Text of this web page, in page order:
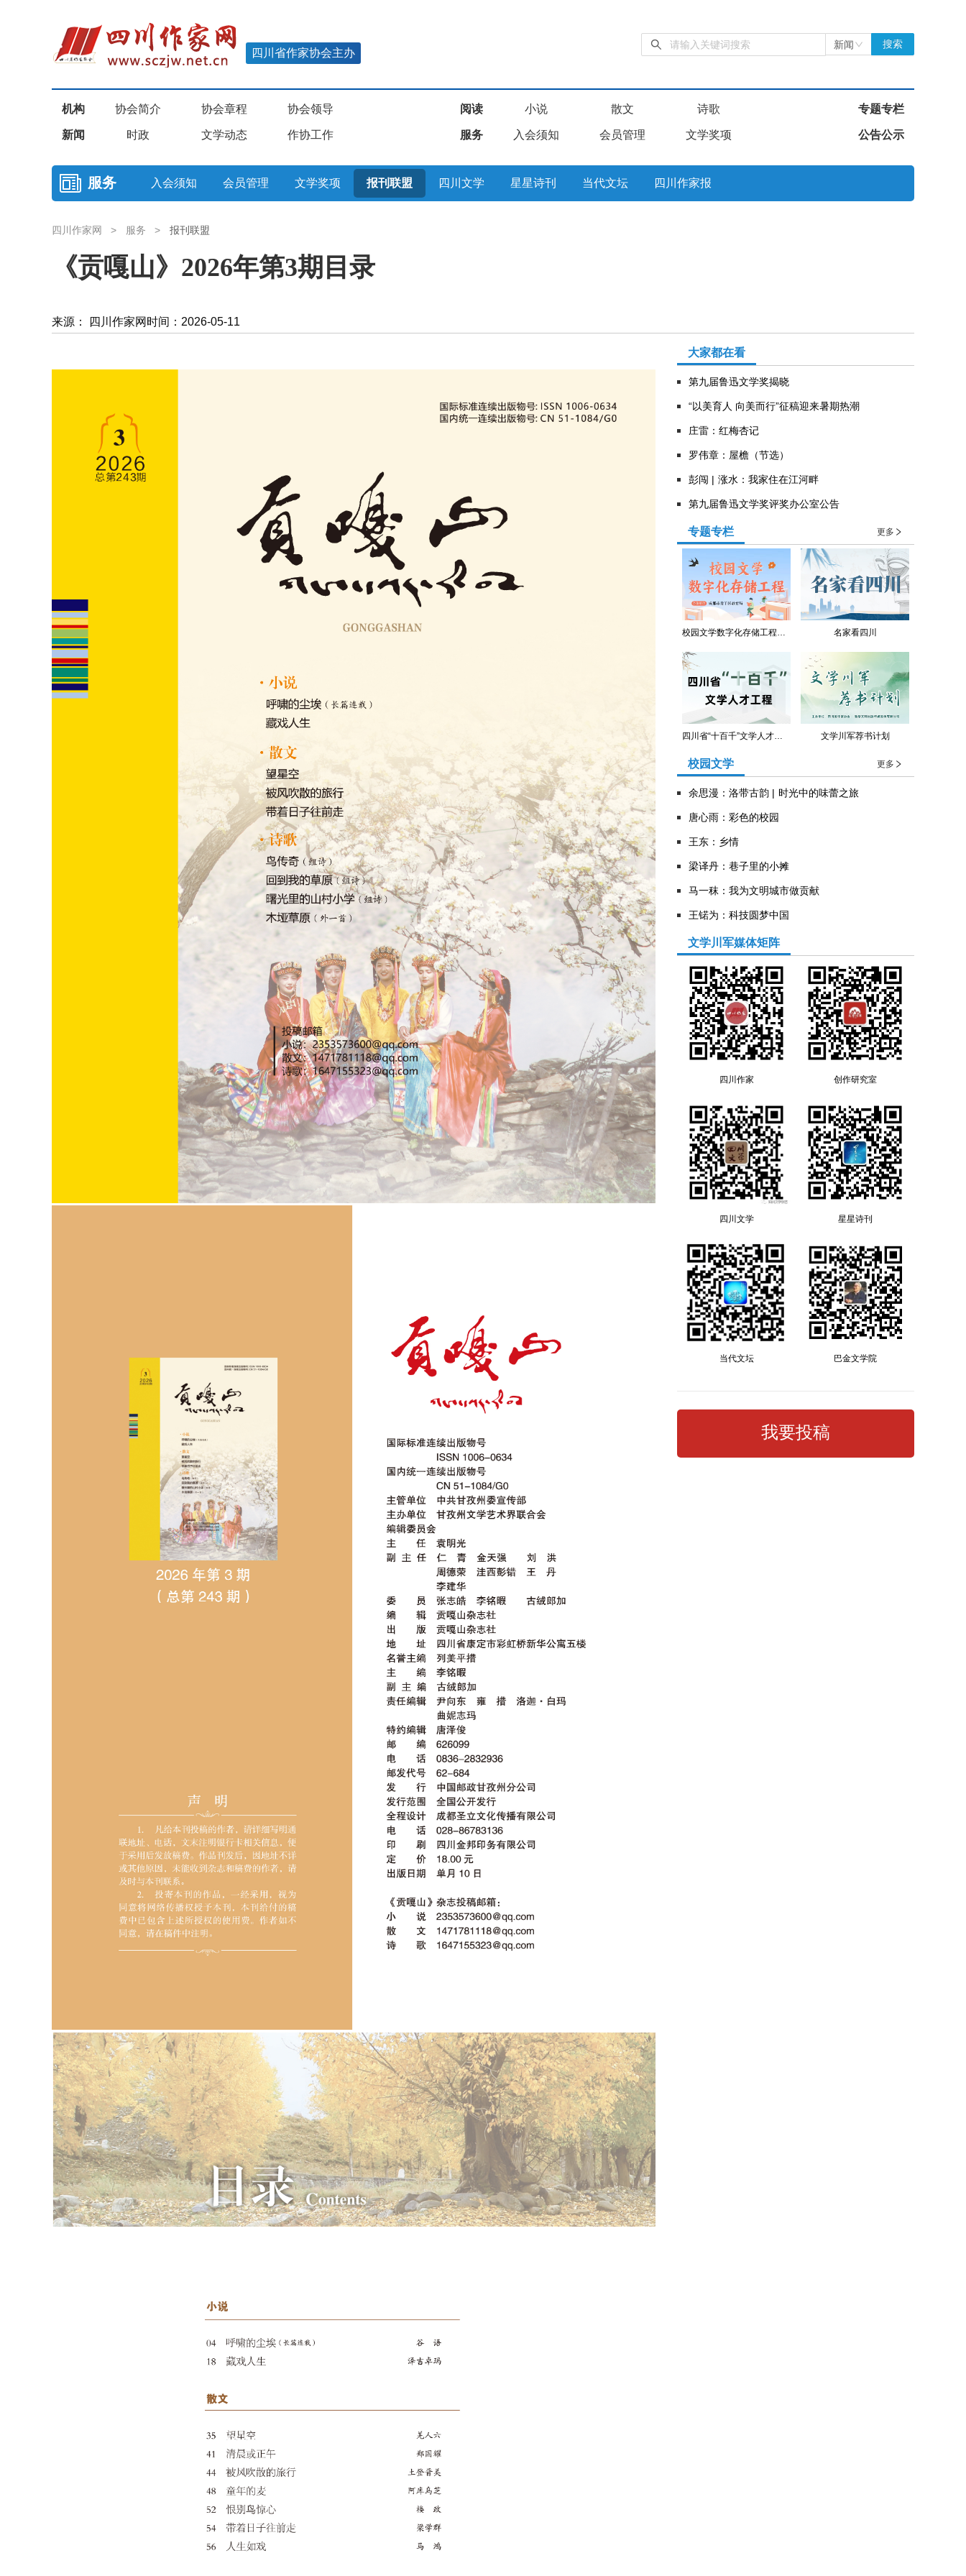
四川省作家协会主办
新闻 搜索
机构 协会简介 协会章程 协会领导 阅读 小说 散文 诗歌 专题专栏
新闻 时政 文学动态 作协工作 服务 入会须知 会员管理 文学奖项 公告公示
服务 入会须知 会员管理 文学奖项 报刊联盟 四川文学 星星诗刊 当代文坛 四川作家报
四川作家网 > 服务 > 报刊联盟
《贡嘎山》2026年第3期目录
来源： 四川作家网 时间：2026-05-11
大家都在看
第九届鲁迅文学奖揭晓
“以美育人 向美而行”征稿迎来暑期热潮
庄雷：红梅杏记
罗伟章：屋檐（节选）
彭闯 | 涨水：我家住在江河畔
第九届鲁迅文学奖评奖办公室公告
专题专栏 更多
校园文学数字化存储工程（青羊区教育局） 名家看四川
四川省“十百千”文学人才工程 文学川军荐书计划
校园文学 更多
余思漫：洛带古韵 | 时光中的味蕾之旅
唐心雨：彩色的校园
王东：乡情
​梁译丹：巷子里的小摊
马一秣：我为文明城市做贡献
王锘为：科技圆梦中国
文学川军媒体矩阵
四川作家 创作研究室
四川文学 星星诗刊
当代文坛 巴金文学院
我要投稿